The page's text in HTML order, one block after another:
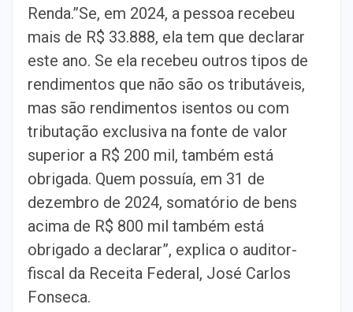
Renda.”Se, em 2024, a pessoa recebeu
mais de R$ 33.888, ela tem que declarar
este ano. Se ela recebeu outros tipos de
rendimentos que não são os tributáveis,
mas são rendimentos isentos ou com
tributação exclusiva na fonte de valor
superior a R$ 200 mil, também está
obrigada. Quem possuía, em 31 de
dezembro de 2024, somatório de bens
acima de R$ 800 mil também está
obrigado a declarar”, explica o auditor-
fiscal da Receita Federal, José Carlos
Fonseca.